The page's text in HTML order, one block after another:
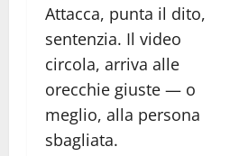
Attacca, punta il dito,
sentenzia. Il video
circola, arriva alle
orecchie giuste — o
meglio, alla persona
sbagliata.